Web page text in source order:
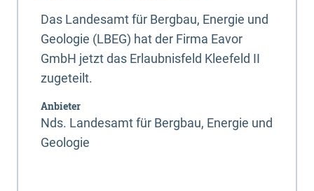
Das Landesamt für Bergbau, Energie und
Geologie (LBEG) hat der Firma Eavor
GmbH jetzt das Erlaubnisfeld Kleefeld II
zugeteilt.
Anbieter
Nds. Landesamt für Bergbau, Energie und
Geologie